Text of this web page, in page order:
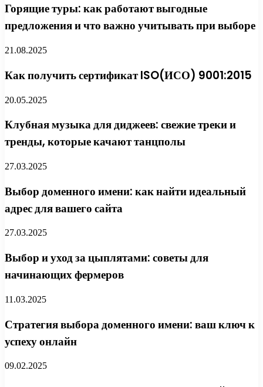
Горящие туры: как работают выгодные
предложения и что важно учитывать при выборе
21.08.2025
Как получить сертификат ISO(ИСО) 9001:2015
20.05.2025
Клубная музыка для диджеев: свежие треки и
тренды, которые качают танцполы
27.03.2025
Выбор доменного имени: как найти идеальный
адрес для вашего сайта
27.03.2025
Выбор и уход за цыплятами: советы для
начинающих фермеров
11.03.2025
Стратегия выбора доменного имени: ваш ключ к
успеху онлайн
09.02.2025